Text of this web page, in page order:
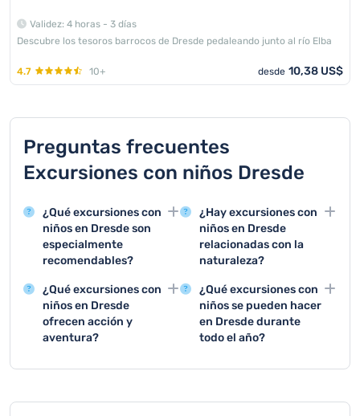
Validez: 4 horas - 3 días
Descubre los tesoros barrocos de Dresde pedaleando junto al río Elba
4.7 10+ desde 10,38 US$
Preguntas frecuentes
Excursiones con niños Dresde
¿Qué excursiones con
niños en Dresde son
especialmente
recomendables?
Los destinos de
excursión más
populares para los niños
en Dresde son el zoo de
¿Qué excursiones con
niños en Dresde
ofrecen acción y
aventura?
¿Hay excursiones con
niños en Dresde
relacionadas con la
naturaleza?
Las excursiones
relacionadas con la
naturaleza con niños en
Dresde incluyen una
¿Qué excursiones con
niños se pueden hacer
en Dresde durante
todo el año?